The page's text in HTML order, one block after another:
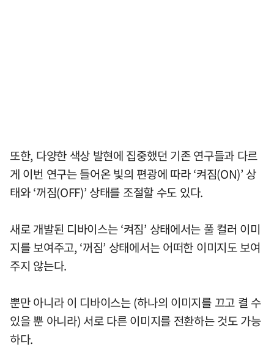
또한, 다양한 색상 발현에 집중했던 기존 연구들과 다르
게 이번 연구는 들어온 빛의 편광에 따라 ‘켜짐(ON)’ 상
태와 ‘꺼짐(OFF)’ 상태를 조절할 수도 있다.
새로 개발된 디바이스는 ‘켜짐’ 상태에서는 풀 컬러 이미
지를 보여주고, ‘꺼짐’ 상태에서는 어떠한 이미지도 보여
주지 않는다.
뿐만 아니라 이 디바이스는 (하나의 이미지를 끄고 켤 수
있을 뿐 아니라) 서로 다른 이미지를 전환하는 것도 가능
하다.